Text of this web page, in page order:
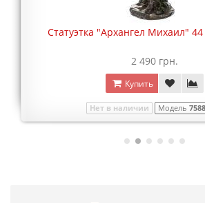
Статуэтка "Архангел Михаил"
2 490 грн.
Купить
Нет в наличии Модель